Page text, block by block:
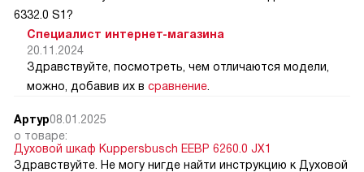
6332.0 S1?
Специалист интернет-магазина
20.11.2024
Здравствуйте, посмотреть, чем отличаются модели,
можно, добавив их в сравнение
Артур08.01.2025
о товаре:
Духовой шкаф Kuppersbusch EEBP 6260.0 JX1
Здравствуйте. Не могу нигде найти инструкцию к Духовой